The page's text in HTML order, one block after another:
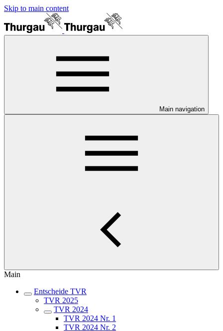
Skip to main content
Main navigation
Main
Entscheide TVR
TVR 2025
TVR 2024
TVR 2024 Nr. 1
TVR 2024 Nr. 2